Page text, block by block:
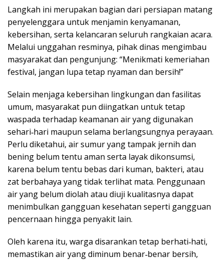
Langkah ini merupakan bagian dari persiapan matang
penyelenggara untuk menjamin kenyamanan,
kebersihan, serta kelancaran seluruh rangkaian acara.
Melalui unggahan resminya, pihak dinas mengimbau
masyarakat dan pengunjung: “Menikmati kemeriahan
festival, jangan lupa tetap nyaman dan bersih!”
Selain menjaga kebersihan lingkungan dan fasilitas
umum, masyarakat pun diingatkan untuk tetap
waspada terhadap keamanan air yang digunakan
sehari‑hari maupun selama berlangsungnya perayaan.
Perlu diketahui, air sumur yang tampak jernih dan
bening belum tentu aman serta layak dikonsumsi,
karena belum tentu bebas dari kuman, bakteri, atau
zat berbahaya yang tidak terlihat mata. Penggunaan
air yang belum diolah atau diuji kualitasnya dapat
menimbulkan gangguan kesehatan seperti gangguan
pencernaan hingga penyakit lain.
Oleh karena itu, warga disarankan tetap berhati‑hati,
memastikan air yang diminum benar‑benar bersih,